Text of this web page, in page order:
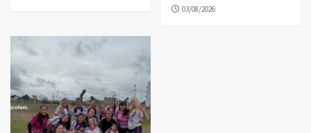
03/08/2026